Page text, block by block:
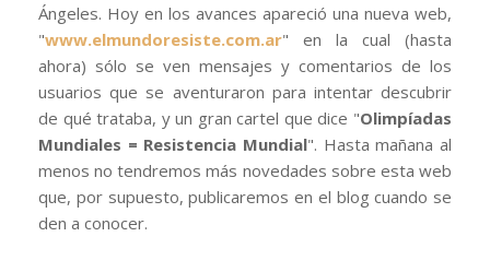
Ángeles. Hoy en los avances apareció una nueva web,
"www.elmundoresiste.com.ar" en la cual (hasta
ahora) sólo se ven mensajes y comentarios de los
usuarios que se aventuraron para intentar descubrir
de qué trataba, y un gran cartel que dice "Olimpíadas
Mundiales = Resistencia Mundial". Hasta mañana al
menos no tendremos más novedades sobre esta web
que, por supuesto, publicaremos en el blog cuando se
den a conocer.